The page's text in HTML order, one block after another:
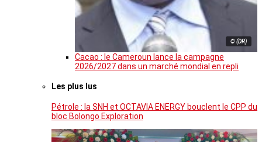
© (DR)
Cacao : le Cameroun lance la campagne
2026/2027 dans un marché mondial en repli
Les plus lus
Pétrole : la SNH et OCTAVIA ENERGY bouclent le CPP du
bloc Bolongo Exploration